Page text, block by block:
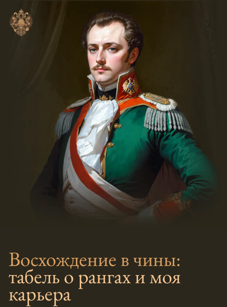
Восхождение в чины:
табель о рангах и моя
карьера